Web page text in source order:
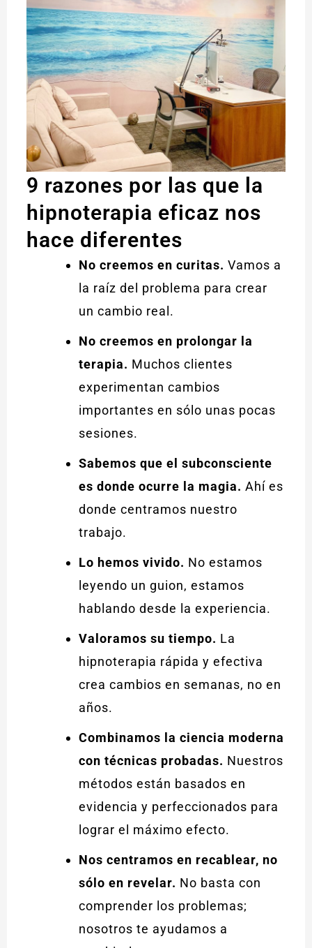
9 razones por las que la
hipnoterapia eficaz nos
hace diferentes
No creemos en curitas. Vamos a
la raíz del problema para crear
un cambio real.
No creemos en prolongar la
terapia. Muchos clientes
experimentan cambios
importantes en sólo unas pocas
sesiones.
Sabemos que el subconsciente
es donde ocurre la magia. Ahí es
donde centramos nuestro
trabajo.
Lo hemos vivido. No estamos
leyendo un guion, estamos
hablando desde la experiencia.
Valoramos su tiempo. La
hipnoterapia rápida y efectiva
crea cambios en semanas, no en
años.
Combinamos la ciencia moderna
con técnicas probadas. Nuestros
métodos están basados en
evidencia y perfeccionados para
lograr el máximo efecto.
Nos centramos en recablear, no
sólo en revelar. No basta con
comprender los problemas;
nosotros te ayudamos a